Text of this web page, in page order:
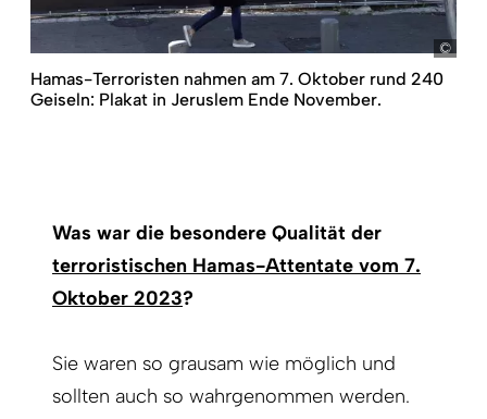
Hamas-Terroristen nahmen am 7. Oktober rund 240
Geiseln: Plakat in Jeruslem Ende November.
Was war die besondere Qualität der
terroristischen Hamas-Attentate vom 7.
Oktober 2023?
Sie waren so grausam wie möglich und
sollten auch so wahrgenommen werden.